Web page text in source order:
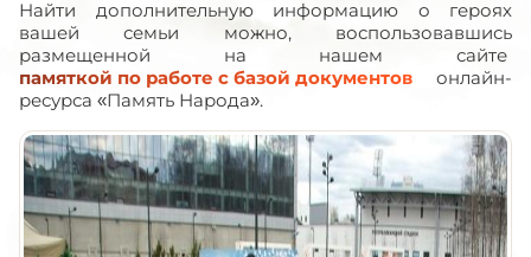
Найти дополнительную информацию о героях
вашей семьи можно, воспользовавшись
размещенной на нашем сайте
памяткой по работе с базой документов онлайн-
ресурса «Память Народа».